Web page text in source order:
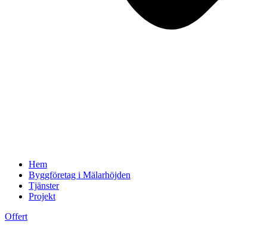
Hem
Byggföretag i Mälarhöjden
Tjänster
Projekt
Offert